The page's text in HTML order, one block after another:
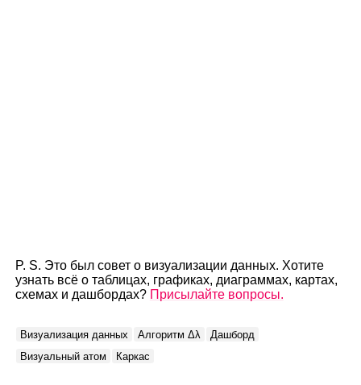
P. S. Это был совет о визуализации данных. Хотите
узнать всё о таблицах, графиках, диаграммах, картах,
схемах и дашбордах? Присылайте вопросы.
Визуализация данных Алгоритм Δλ
Дашборд
Визуальный атом
Каркас